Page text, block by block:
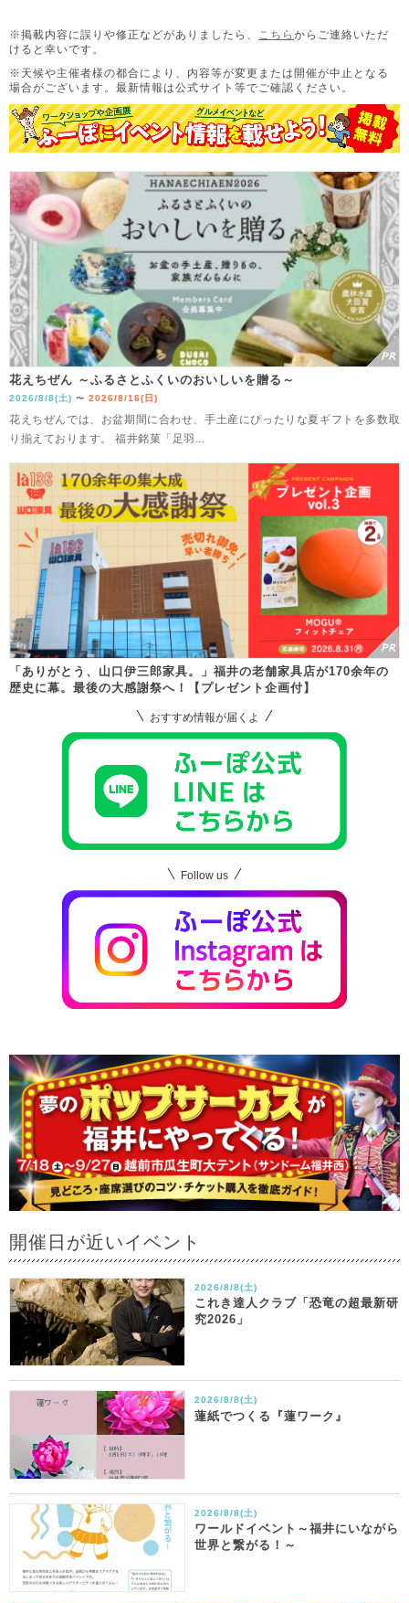
※掲載内容に誤りや修正などがありましたら、 こちら からご連絡いただ
けると幸いです。
※天候や主催者様の都合により、内容等が変更または開催が中止となる
場合がございます。 最新情報は公式サイト等でご確認ください。
花えちぜん ～ふるさとふくいのおいしいを贈る～
2026/8/8(土) 〜 2026/8/16(日)
花えちぜんでは、お盆期間に合わせ、手土産にぴったりな夏ギフトを多数取
り揃えております。 福井銘菓「足羽...
「ありがとう、山口伊三郎家具。」福井の老舗家具店が170余年の
歴史に幕。最後の大感謝祭へ！【プレゼント企画付】
おすすめ情報が届くよ
Follow us
開催日が近いイベント
2026/8/8(土)
これき達人クラブ「恐竜の超最新研
究2026」
2026/8/8(土)
蓮紙でつくる『蓮ワーク』
2026/8/8(土)
ワールドイベント～福井にいながら
世界と繋がる！～